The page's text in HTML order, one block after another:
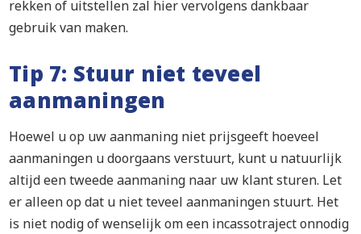
rekken of uitstellen zal hier vervolgens dankbaar
gebruik van maken.
Tip 7: Stuur niet teveel
aanmaningen
Hoewel u op uw aanmaning niet prijsgeeft hoeveel
aanmaningen u doorgaans verstuurt, kunt u natuurlijk
altijd een tweede aanmaning naar uw klant sturen. Let
er alleen op dat u niet teveel aanmaningen stuurt. Het
is niet nodig of wenselijk om een incassotraject onnodig